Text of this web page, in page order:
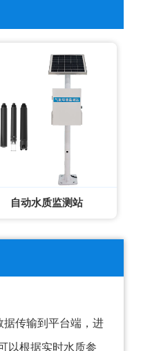
自动水质监测站
据传输到平台端，进
以根据实时水质参